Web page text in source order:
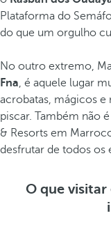
Plataforma do
do que um orgulho
No outro extremo,
Fna, é aquele lugar
acrobatas, mágicos
piscar. Também não
& Resorts em
desfrutar de todos os
O que visitar